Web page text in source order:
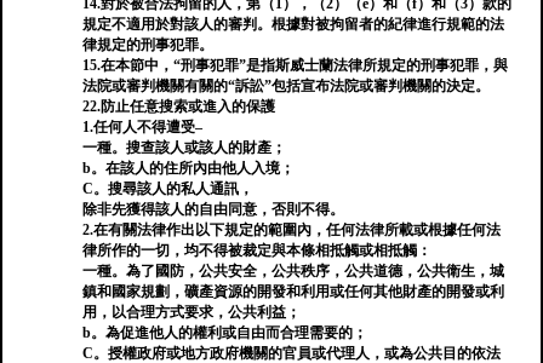
14.對於被合法拘留的人，第（1），（2）（e）和（f）和（3）款的
規定不適用於對該人的審判。根據對被拘留者的紀律進行規範的法
律規定的刑事犯罪。
15.在本節中，“刑事犯罪”是指斯威士蘭法律所規定的刑事犯罪，與
法院或審判機關有關的“訴訟”包括宣布法院或審判機關的決定。
22.防止任意搜索或進入的保護
1.任何人不得遭受–
一種。搜查該人或該人的財產；
b。在該人的住所內由他人入境；
C。搜尋該人的私人通訊，
除非先獲得該人的自由同意，否則不得。
2.在有關法律作出以下規定的範圍內，任何法律所載或根據任何法
律所作的一切，均不得被裁定與本條相抵觸或相抵觸：
一種。為了國防，公共安全，公共秩序，公共道德，公共衛生，城
鎮和國家規劃，礦產資源的開發和利用或任何其他財產的開發或利
用，以合理方式要求，公共利益；
b。為促進他人的權利或自由而合理需要的；
C。授權政府或地方政府機關的官員或代理人，或為公共目的依法